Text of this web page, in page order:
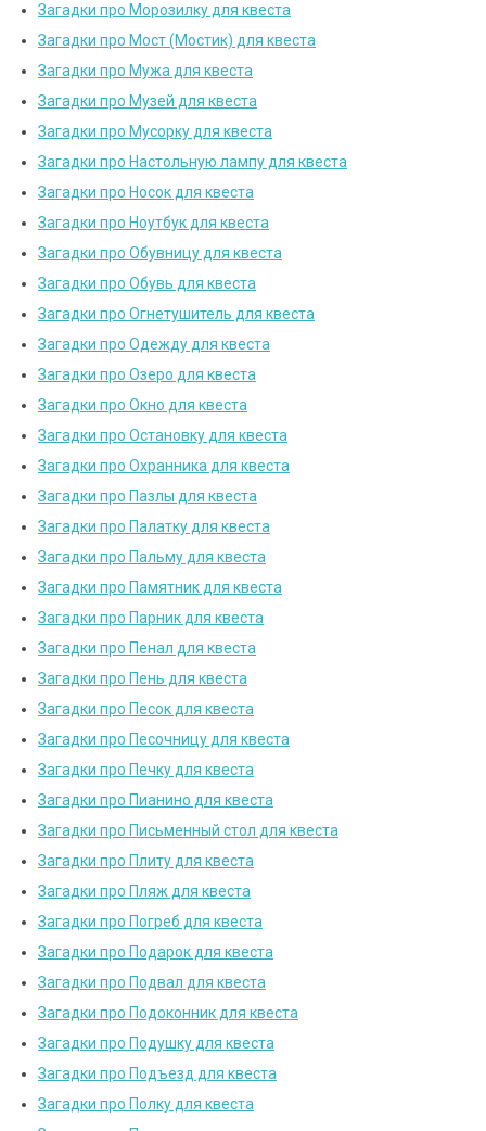
Загадки про Морозилку для квеста
Загадки про Мост (Мостик) для квеста
Загадки про Мужа для квеста
Загадки про Музей для квеста
Загадки про Мусорку для квеста
Загадки про Настольную лампу для квеста
Загадки про Носок для квеста
Загадки про Ноутбук для квеста
Загадки про Обувницу для квеста
Загадки про Обувь для квеста
Загадки про Огнетушитель для квеста
Загадки про Одежду для квеста
Загадки про Озеро для квеста
Загадки про Окно для квеста
Загадки про Остановку для квеста
Загадки про Охранника для квеста
Загадки про Пазлы для квеста
Загадки про Палатку для квеста
Загадки про Пальму для квеста
Загадки про Памятник для квеста
Загадки про Парник для квеста
Загадки про Пенал для квеста
Загадки про Пень для квеста
Загадки про Песок для квеста
Загадки про Песочницу для квеста
Загадки про Печку для квеста
Загадки про Пианино для квеста
Загадки про Письменный стол для квеста
Загадки про Плиту для квеста
Загадки про Пляж для квеста
Загадки про Погреб для квеста
Загадки про Подарок для квеста
Загадки про Подвал для квеста
Загадки про Подоконник для квеста
Загадки про Подушку для квеста
Загадки про Подъезд для квеста
Загадки про Полку для квеста